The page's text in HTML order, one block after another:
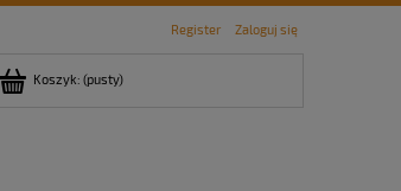
Register Zaloguj się
Koszyk: (pusty)